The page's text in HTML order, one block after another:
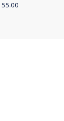
55.00